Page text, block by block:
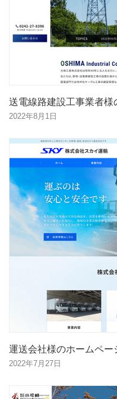
送電線路建設工事業者様
2022年8月1日
運送会社様のホームペー
2022年7月27日